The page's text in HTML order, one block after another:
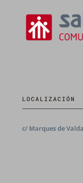
LOCALIZACIÓN
c/ Marques de